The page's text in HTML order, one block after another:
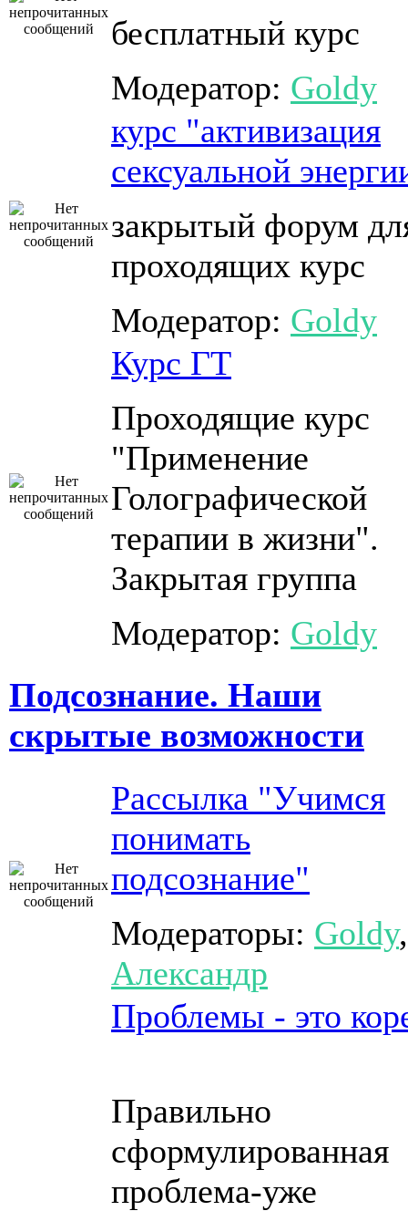
бесплатный курс
Модератор: Goldy
курс "активизация
сексуальной
закрытый форум
проходящих курс
Модератор: Goldy
Курс ГТ
Проходящие курс
"Применение
Голографической
терапии в жизни".
Закрытая группа
Модератор: Goldy
Подсознание. Наши
скрытые возможности
Рассылка "Учимся
понимать
подсознание"
Модераторы: Goldy,
Александр
Проблемы - это
Правильно
сформулированная
проблема-уже